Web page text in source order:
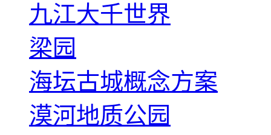
九江大千世界
梁园
海坛古城概念方案
漠河地质公园